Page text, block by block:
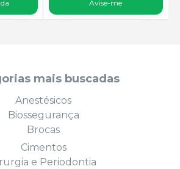
Avise-me
mais buscadas
Anestésicos
Biossegurança
Brocas
Cimentos
e Periodontia